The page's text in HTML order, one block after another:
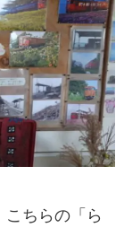
ちらの「ら